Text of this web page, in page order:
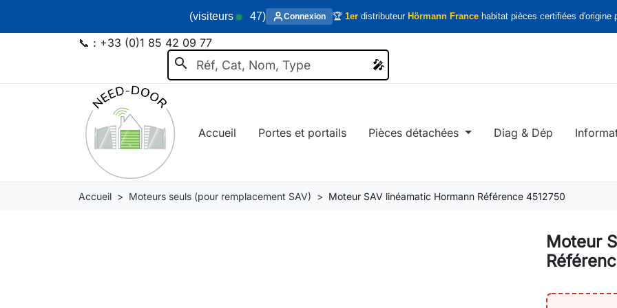
(visiteurs 47) Connexion 🏆 1er distributeur Hörmann France habitat pièces certifiées d'origine
search 🎤
🎤
📞 : +33 (0)1 85 42 09 77
Accueil Portes et portails Pièces détachées Diag & Dép
Accueil Moteurs seuls (pour remplacement SAV) Moteur SAV linéamatic Hormann Référence 4512750
Moteur